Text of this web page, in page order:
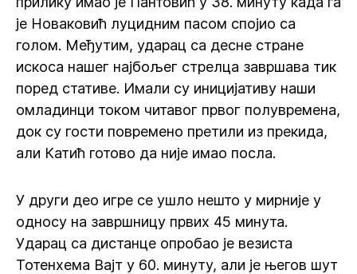
је Новаковић луцидним пасом спојио са
голом. Међутим, ударац са десне стране
искоса нашег најбољег стрелца завршава тик
поред стативе. Имали су иницијативу наши
омладинци током читавог првог полувремена,
док су гости повремено претили из прекида,
али Катић готово да није имао посла.
У други део игре се ушло нешто у мирније у
односу на завршницу првих 45 минута.
Ударац са дистанце опробао је везиста
Тотенхема Вајт у 60. минуту, али је његов шут